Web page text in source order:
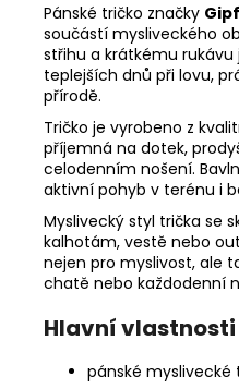
Pánské tričko značky
součástí mysliveckého
střihu a krátkému
teplejších dnů při lovu,
přírodě.
Tričko je vyrobeno z
příjemná na dotek,
celodenním nošení.
aktivní pohyb v terénu i
Myslivecký styl trička se
kalhotám, vestě nebo
nejen pro myslivost, ale
chatě nebo každodenní
Hlavní vlastnosti
pánské myslivecké